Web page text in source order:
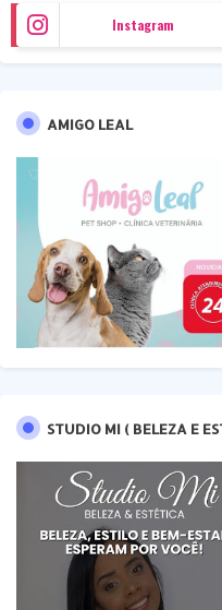
Instagram
AMIGO LEAL
STUDIO MI ( BELEZA E